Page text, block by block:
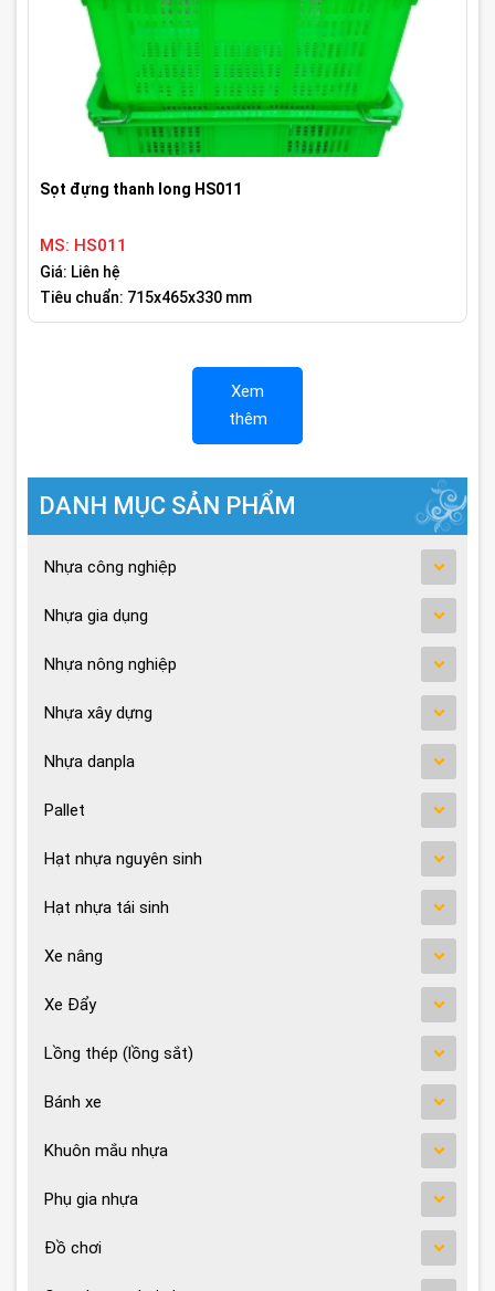
Sọt đựng thanh long HS011
MS: HS011
Giá: Liên hệ
Tiêu chuẩn: 715x465x330 mm
Xem
thêm
DANH MỤC SẢN PHẨM
Nhựa công nghiệp
Nhựa gia dụng
Nhựa nông nghiệp
Nhựa xây dựng
Nhựa danpla
Pallet
Hạt nhựa nguyên sinh
Hạt nhựa tái sinh
Xe nâng
Xe Đẩy
Lồng thép (lồng sắt)
Bánh xe
Khuôn mắu nhựa
Phụ gia nhựa
Đồ chơi